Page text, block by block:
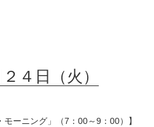
４日（火）
モーニング」（7：00～9：00）】